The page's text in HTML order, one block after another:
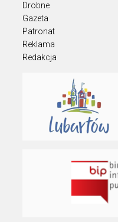
Drobne
Gazeta
Patronat
Reklama
Redakcja